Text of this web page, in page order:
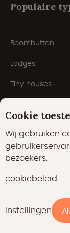
Populaire
Boomhutten
Lodges
Tiny houses
Cabins
Pods
Cookie
Wij gebruiken
bezoekers.
cookiebeleid
Instellingen